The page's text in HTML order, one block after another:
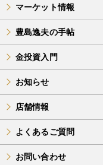
マーケット情報
豊島逸夫の手帖
金投資入門
お知らせ
店舗情報
よくあるご質問
お問い合わせ